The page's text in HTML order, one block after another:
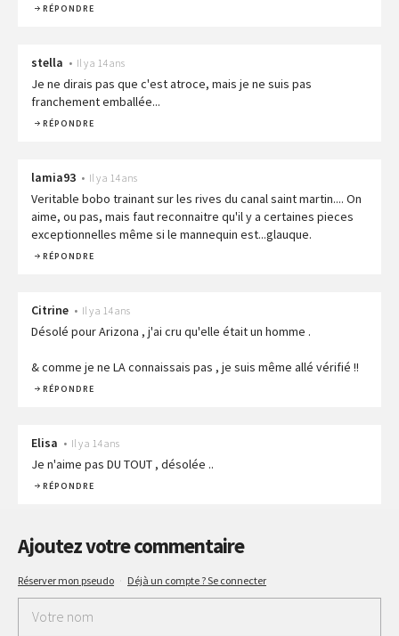
RÉPONDRE
stella • Il y a 14 ans
Je ne dirais pas que c'est atroce, mais je ne suis pas
franchement emballée...
RÉPONDRE
lamia93 • Il y a 14 ans
Veritable bobo trainant sur les rives du canal saint martin.... On
aime, ou pas, mais faut reconnaitre qu'il y a certaines pieces
exceptionnelles même si le mannequin est...glauque.
RÉPONDRE
Citrine • Il y a 14 ans
Désolé pour Arizona , j'ai cru qu'elle était un homme .
& comme je ne LA connaissais pas , je suis même allé vérifié !!
RÉPONDRE
Elisa • Il y a 14 ans
Je n'aime pas DU TOUT , désolée ..
RÉPONDRE
Ajoutez votre commentaire
Réserver mon pseudo · Déjà un compte ? Se connecter